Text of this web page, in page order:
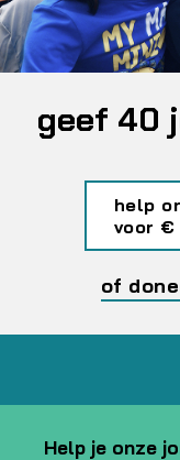
geef 40
help
voor €
of
Help je onze